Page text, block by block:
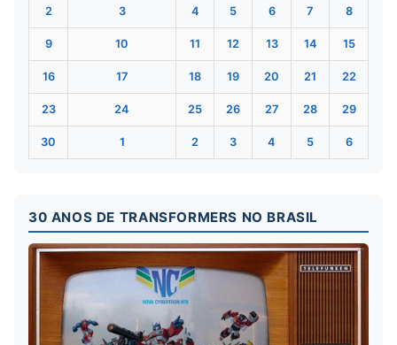
2 3 4 5 6 7 8
9 10 11 12 13 14 15
16 17 18 19 20 21 22
23 24 25 26 27 28 29
30 1 2 3 4 5 6
30 ANOS DE TRANSFORMERS NO BRASIL